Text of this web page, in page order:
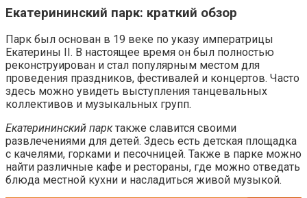
Екатерининский парк: краткий обзор
Парк был основан в 19 веке по указу императрицы
Екатерины II. В настоящее время он был полностью
реконструирован и стал популярным местом для
проведения праздников, фестивалей и концертов. Часто
здесь можно увидеть выступления танцевальных
коллективов и музыкальных групп.
Екатерининский парктакже славится своими
развлечениями для детей. Здесь есть детская площадка
с качелями, горками и песочницей. Также в парке можно
найти различные кафе и рестораны, где можно отведать
блюда местной кухни и насладиться живой музыкой.